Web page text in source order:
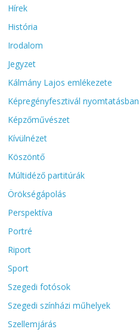
Hírek
História
Irodalom
Jegyzet
Kálmány Lajos emlékezete
Képregényfesztivál nyomtatásban
Képzőművészet
Kívülnézet
Köszöntő
Múltidéző partitúrák
Örökségápolás
Perspektíva
Portré
Riport
Sport
Szegedi fotósok
Szegedi színházi műhelyek
Szellemjárás